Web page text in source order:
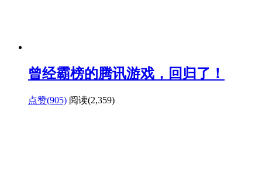
曾经霸榜的腾讯游戏，回归了！
点赞(905) 阅读(2,359)